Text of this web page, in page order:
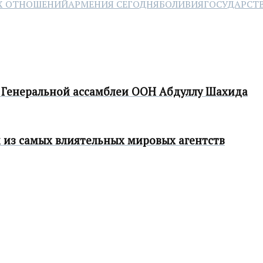
ОТНОШЕНИЙАРМЕНИЯ СЕГОДНЯБОЛИВИЯ
ассамблеи ООН Абдуллу Шахида
самых влиятельных мировых агентств